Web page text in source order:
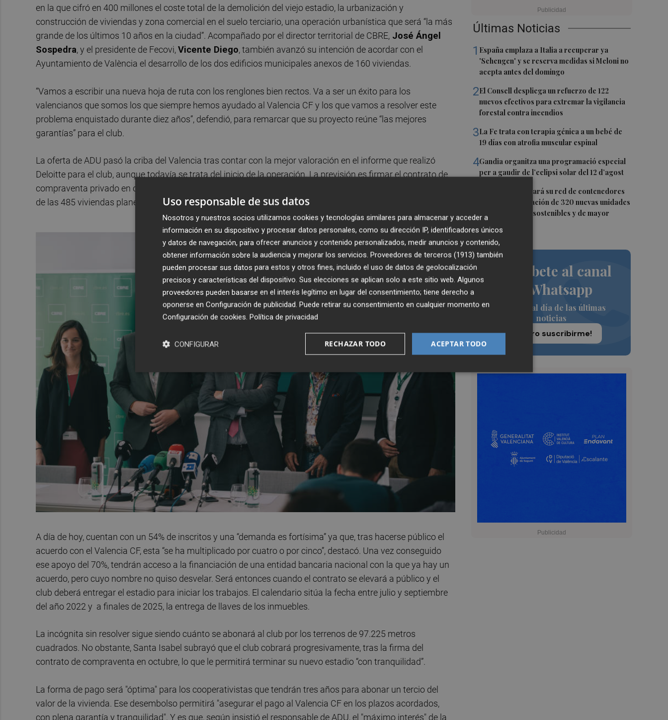
Últimas Noticias
1 España emplaza a Italia a recuperar ya
'Schengen' y se reserva medidas si Meloni no
acepta antes del domingo
2El Consell despliega un refuerzo de 122
nuevos efectivos para extremar la vigilancia
forestal contra incendios
3La Fe trata con terapia génica a un bebé de
19 días con atrofia muscular espinal
4Gandia organitza una programació especial
per a gaudir de l’eclipsi solar del 12 d’agost
Riba-roja renovará su red de contenedores
con la incorporación de 320 nuevas unidades
más accesibles, sostenibles y de mayor
Suscríbete al canal
de Whatsapp
Siempre al día de las últimas
noticias
¡Quiero suscribirme!
en la que cifró en 400 millones el coste total de la demolición del viejo estadio, la urbanización y
construcción de viviendas y zona comercial en el suelo terciario, una operación urbanística que será “la más
grande de los últimos 10 años en la ciudad”. Acompañado por el director territorial de CBRE, José Ángel
Sospedra, y el presidente de Fecovi,Vicente Diego, también avanzó su intención de acordar con el
Ayuntamiento de València el desarrollo de los dos edificios municipales anexos de 160 viviendas.
“Vamos a escribir una nueva hoja de ruta con los renglones bien rectos. Va a ser un éxito para los
valencianos que somos los que siempre hemos ayudado al Valencia CF y los que vamos a resolver este
problema enquistado durante diez años”, defendió, para remarcar que su proyecto reúne “las mejores
garantías” para el club.
La oferta de ADU pasó la criba del Valencia tras contar con la mejor valoración en el informe que realizó
Deloitte para el club, aunque todavía se trata del inicio de la operación. La previsión es firmar el contrato de
compraventa privado en octubre, pero, para ello, ADU tiene que reunir en julio al 70% de los cooperativistas
de las 485 viviendas planeadas en su proyecto, registradas y estudiadas por
A día de hoy, cuentan con un 54% de inscritos y una “demanda es fortísima” ya que, tras hacerse público el
acuerdo con el Valencia CF, esta “se ha multiplicado por cuatro o por cinco”, destacó. Una vez conseguido
ese apoyo del 70%, tendrán acceso a la financiación de una entidad bancaria nacional con la que ya hay un
acuerdo, pero cuyo nombre no quiso desvelar. Será entonces cuando el contrato se elevará a público y el
club deberá entregar el estadio para iniciar los trabajos. El calendario sitúa la fecha entre julio y septiembre
del año 2022 y a finales de 2025, la entrega de llaves de los inmuebles.
La incógnita sin resolver sigue siendo cuánto se abonará al club por los terrenos de 97.225 metros
cuadrados. No obstante, Santa Isabel subrayó que el club cobrará progresivamente, tras la firma del
contrato de compraventa en octubre, lo que le permitirá terminar su nuevo estadio “con tranquilidad”.
La forma de pago será "óptima" para los cooperativistas que tendrán tres años para abonar un tercio del
valor de la vivienda. Ese desembolso permitirá "asegurar el pago al Valencia CF en los plazos acordados,
con plena garantía y tranquilidad". Y es que, según insistió el responsable de ADU, el "máximo interés" de la
Uso responsable de sus datos
Nosotros y nuestros socios utilizamos cookies y tecnologías similares para almacenar y acceder a
información en su dispositivo y procesar datos personales, como su dirección IP, identificadores únicos
y datos de navegación, para ofrecer anuncios y contenido personalizados, medir anuncios y contenido,
obtener información sobre la audiencia y mejorar los servicios. Proveedores de terceros (1913) también
pueden procesar sus datos para estos y otros fines, incluido el uso de datos de geolocalización
precisos y características del dispositivo. Sus elecciones se aplican solo a este sitio web. Algunos
proveedores pueden basarse en el interés legítimo en lugar del consentimiento; tiene derecho a
oponerse en Configuración de publicidad. Puede retirar su consentimiento en cualquier momento en
Configuración de cookies. Política de privacidad
ACEPTAR TODO
RECHAZAR TODO
CONFIGURAR